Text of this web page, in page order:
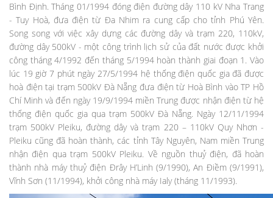
Bình Định. Tháng 01/1994 đóng điện đường dây 110 kV Nha Trang
- Tuy Hoà, đưa điện từ Đa Nhim ra cung cấp cho tỉnh Phú Yên.
Song song với việc xây dựng các đường dây và trạm 220, 110kV,
đường dây 500kV - một công trình lịch sử của đất nước được khởi
công tháng 4/1992 đến tháng 5/1994 hoàn thành giai đoạn 1. Vào
lúc 19 giờ 7 phút ngày 27/5/1994 hệ thống điện quốc gia đã được
hoà điện tại trạm 500kV Đà Nẵng đưa điện từ Hoà Bình vào TP Hồ
Chí Minh và đến ngày 19/9/1994 miền Trung được nhận điện từ hệ
thống điện quốc gia qua trạm 500kV Đà Nẵng. Ngày 12/11/1994
trạm 500kV Pleiku, đường dây và trạm 220 – 110kV Quy Nhơn -
Pleiku cũng đã hoàn thành, các tỉnh Tây Nguyên, Nam miền Trung
nhận điện qua trạm 500kV Pleiku. Về nguồn thuỷ điện, đã hoàn
thành nhà máy thuỷ điện Đrây H’Linh (9/1990), An Điềm (9/1991),
Vĩnh Sơn (11/1994), khởi công nhà máy Ialy (tháng 11/1993).